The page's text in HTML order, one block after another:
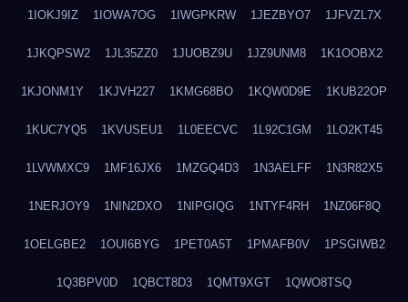
1IOKJ9IZ 1IOWA7OG 1IWGPKRW 1JEZBYO7 1JFVZL7X
1JKQPSW2 1JL35ZZ0 1JUOBZ9U 1JZ9UNM8 1K1OOBX2
1KJONM1Y 1KJVH227 1KMG68BO 1KQW0D9E 1KUB22OP
1KUC7YQ5 1KVUSEU1 1L0EECVC 1L92C1GM 1LO2KT45
1LVWMXC9 1MF16JX6 1MZGQ4D3 1N3AELFF 1N3R82X5
1NERJOY9 1NIN2DXO 1NIPGIQG 1NTYF4RH 1NZ06F8Q
1OELGBE2 1OUI6BYG 1PET0A5T 1PMAFB0V 1PSGIWB2
1Q3BPV0D 1QBCT8D3 1QMT9XGT 1QWO8TSQ